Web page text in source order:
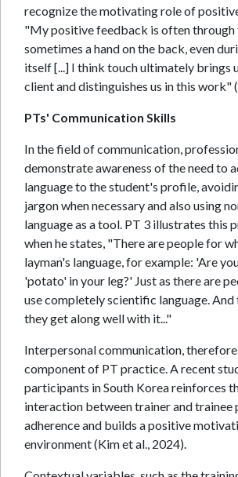
recognize the motivating role of
"My positive feedback is often through
sometimes a hand on the back, even
itself [...] I think touch ultimately brings
client and distinguishes us in this work"
PTs' Communication Skills
In the field of communication,
demonstrate awareness of the need to
language to the student's profile,
jargon when necessary and also using
language as a tool. PT 3 illustrates this
when he states, "There are people for
layman's language, for example: 'Are
'potato' in your leg?' Just as there are
use completely scientific language. And
they get along well with it..."
Interpersonal communication,
component of PT practice. A recent
participants in South Korea reinforces
interaction between trainer and trainee
adherence and builds a positive
environment (Kim et al., 2024).